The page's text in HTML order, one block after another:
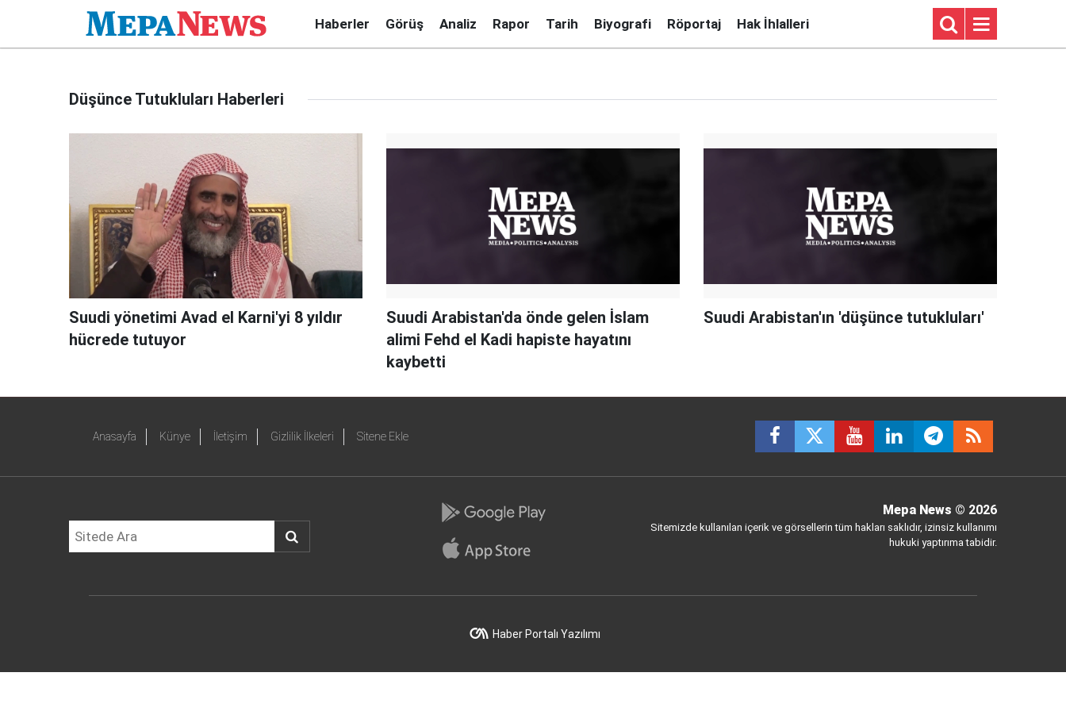
Haberler Görüş Analiz Rapor Tarih Biyografi Röportaj Hak İhlalleri
Düşünce Tutukluları Haberleri
Suudi yönetimi Avad el Karni'yi 8 yıldır
hücrede tutuyor
Suudi Arabistan'da önde gelen İslam
alimi Fehd el Kadi hapiste hayatını
kaybetti
Suudi Arabistan'ın 'düşünce tutukluları'
Anasayfa Künye İletişim Gizlilik İlkeleri Sitene Ekle
Mepa News © 2026
Sitemizde kullanılan içerik ve görsellerin tüm hakları saklıdır, izinsiz kullanımı
hukuki yaptırıma tabidir.
Haber Portalı Yazılımı